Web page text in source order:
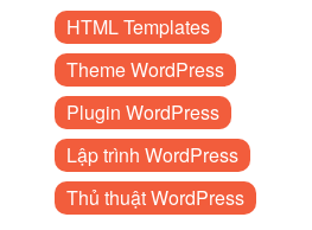
HTML Templates
Theme WordPress
Plugin WordPress
Lập trình WordPress
Thủ thuật WordPress